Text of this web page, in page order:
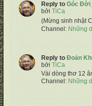
Reply to Góc
bởi TiCa
(Mừng sinh nhật
Channel: Những
Reply to Đoản
bởi TiCa
Vài dòng thơ 12
Channel: Những